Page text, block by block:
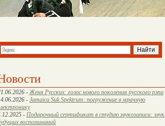
- Женя Русских: голос нового поколения русского рэпа
- Jamaica Suk Spektrum: погружение в мрачную
- Подарочный сертификат в студию звукозаписи: звук
воспоминаний